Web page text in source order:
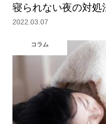
寝られない夜の対処
2022.03.07
コラム